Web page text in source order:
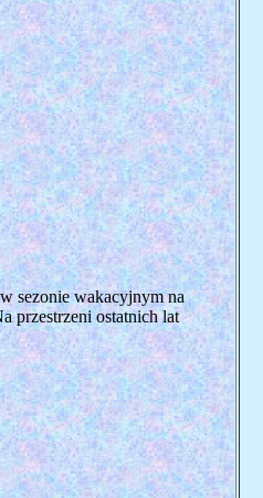
sezonie wakacyjnym na
przestrzeni ostatnich lat